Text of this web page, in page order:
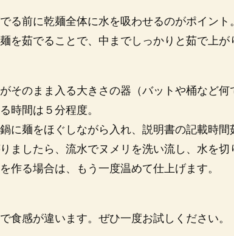
る前に乾麺全体に水を吸わせるのがポイント。
を茹でることで、中までしっかりと茹で上が
がそのまま入る大きさの器（バットや桶など
時間は５分程度。
に麺をほぐしながら入れ、説明書の記載時間
りましたら、流水でヌメリを洗い流し、水を切
作る場合は、もう一度温めて仕上げます。
食感が違います。ぜひ一度お試しください。